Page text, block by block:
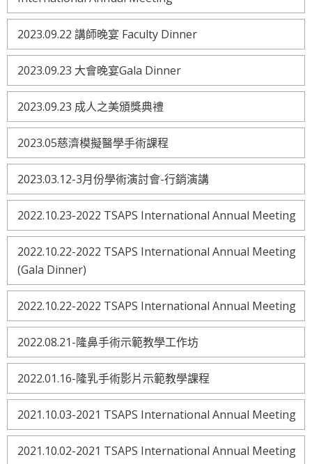
2023.09.22 講師晚宴 Faculty Dinner
2023.09.23 大會晚宴Gala Dinner
2023.09.23 成人之美頒獎典禮
2023.05慈濟模擬醫學手術課程
2023.03.12-3月份學術演討會-行銷演講
2022.10.23-2022 TSAPS International Annual Meeting
2022.10.22-2022 TSAPS International Annual Meeting
(Gala Dinner)
2022.10.22-2022 TSAPS International Annual Meeting
2022.08.21-隆鼻手術示範教學工作坊
2022.01.16-隆乳手術影片示範教學課程
2021.10.03-2021 TSAPS International Annual Meeting
2021.10.02-2021 TSAPS International Annual Meeting